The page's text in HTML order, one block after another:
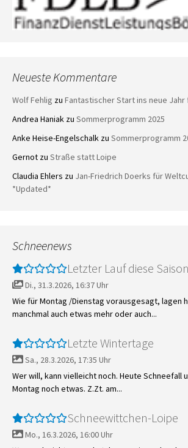
Neueste Kommentare
Wolf Fehlig zu Fantastischer Start ins neue
Andrea Haniak zu Sommerprogramm 2025
Anke Heise-Engelschalk zu Sommerprogramm
Gernot zu Straße statt Loipe
Claudia Ehlers zu Jan-Friedrich Doerks für
*Updated*
Schneenews
Letzter Lauf diese Saison
Di., 31.3.2026, 16:37 Uhr
Wie für Montag /Dienstag vorausgesagt, lagen
manchmal auch etwas mehr oder auch...
Letzte Wintertage
Sa., 28.3.2026, 17:35 Uhr
Wer will, kann vielleicht noch. Heute Schneefall
Montag noch etwas. Z.Zt. am...
Schneewittchen-Loipe
Mo., 16.3.2026, 16:00 Uhr